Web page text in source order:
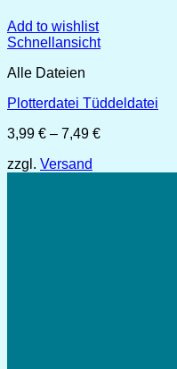
Add to wishlist
Schnellansicht
Alle Dateien
Plotterdatei Tüddeldatei
3,99 € – 7,49 €Preisspanne:
zzgl. Versand